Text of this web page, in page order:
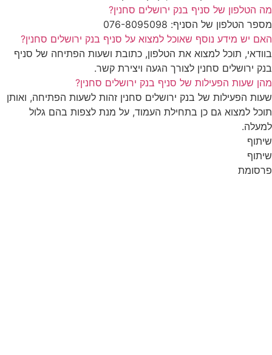
מה הטלפון של סניף בנק ירושלים סחנין?
מספר הטלפון של הסניף: ‎076-8095098
האם יש מידע נוסף שאוכל למצוא על סניף בנק ירושלים סחנין?
בוודאי, תוכל למצוא את הטלפון, כתובת ושעות הפתיחה של סניף
בנק ירושלים סחנין לצורך הגעה ויצירת קשר.
מהן שעות הפעילות של סניף בנק ירושלים סחנין?
שעות הפעילות של בנק ירושלים סחנין זהות לשעות הפתיחה, ואותן
תוכל למצוא גם כן בתחילת העמוד, על מנת לצפות בהם גלול
למעלה.
שיתוף
שיתוף
פרסומת